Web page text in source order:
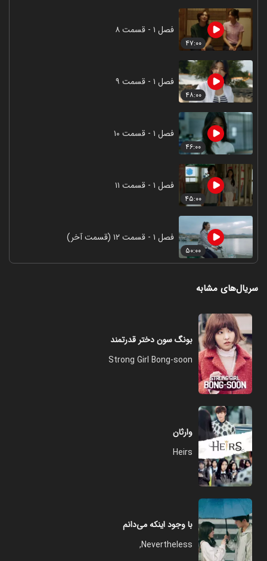
۴۷:۰۰
فصل ۱ - قسمت ۸
۴۸:۰۰
فصل ۱ - قسمت ۹
۴۶:۰۰
فصل ۱ - قسمت ۱۰
۴۵:۰۰
فصل ۱ - قسمت ۱۱
۵۰:۰۰
فصل ۱ - قسمت ۱۲ (قسمت آخر)
سریال‌های مشابه
بونگ سون دختر قدرتمند
Strong Girl Bong-soon
وارثان
Heirs
با وجود اینکه می‌‌دانم
Nevertheless,